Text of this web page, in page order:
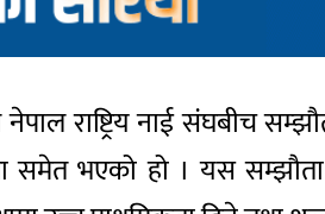
राष्ट्रिय नाई संघबीच
समेत भएको हो । यस सम्झौता